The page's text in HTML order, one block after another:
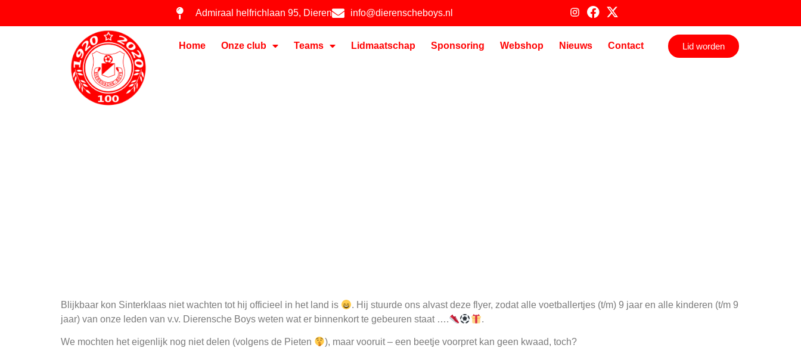
Admiraal helfrichlaan 95, Dieren info@dierenscheboys.nl
Home Onze club Teams Lidmaatschap Sponsoring Webshop Nieuws Contact Lid worden
Blijkbaar kon Sinterklaas niet wachten tot hij officieel in het land is
. Hij stuurde ons alvast deze flyer, zodat alle voetballertjes (t/m) 9 jaar en alle kinderen (t/m 9
jaar) van onze leden van v.v. Dierensche Boys weten wat er binnenkort te gebeuren staat ….
.
We mochten het eigenlijk nog niet delen (volgens de Pieten ), maar vooruit – een beetje voorpret kan geen kwaad, toch?